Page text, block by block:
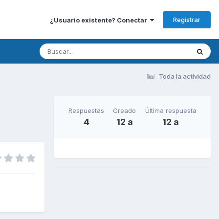
¿Usuario existente? Conectar Registrar
Toda la actividad
Respuestas
4
Creado
12 a
Última respuesta
12 a